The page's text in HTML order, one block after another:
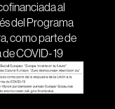
al
del Programa
como parte de
COVID- 19